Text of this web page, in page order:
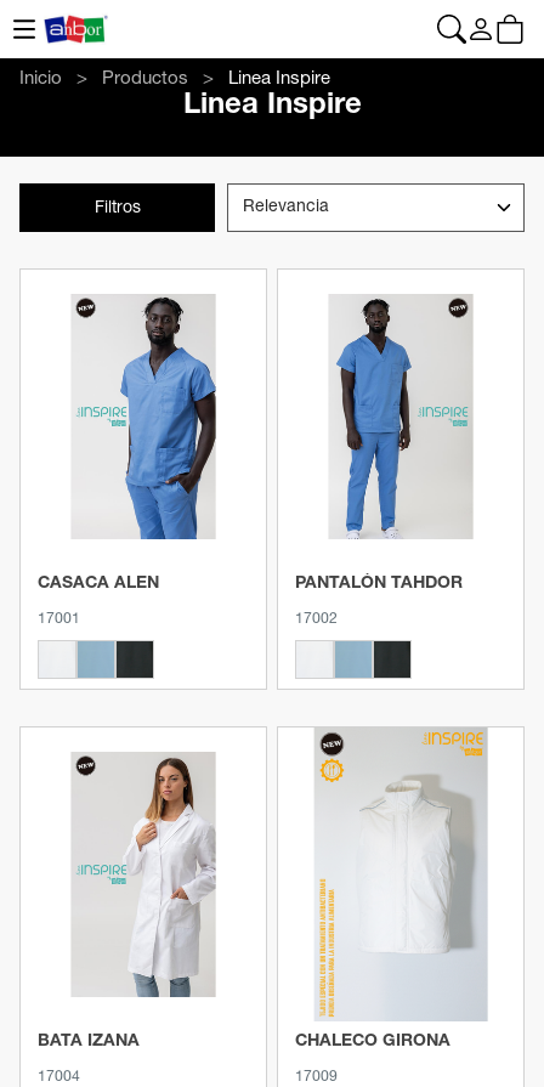
Inicio Productos Linea Inspire
Linea Inspire
Filtros
Ver producto
CASACA ALEN
17001
Ver producto
PANTALÓN TAHDOR
17002
Ver producto
BATA IZANA
17004
Ver producto
CHALECO GIRONA
17009